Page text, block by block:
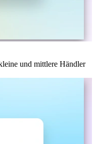
und mittlere Händler